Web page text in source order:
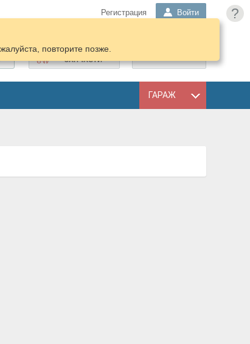
?
Регистрация Войти
ПОДОБРАТЬ
ЗАПЧАСТИ
ГАРАЖ
повторите позже.